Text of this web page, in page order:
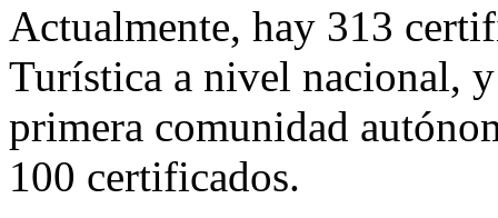
Actualmente, hay 313
Turística a nivel nacional,
primera comunidad
100 certificados.